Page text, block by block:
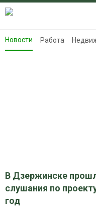
Новости
Новости Работа
В Дзержинске
слушания по
год